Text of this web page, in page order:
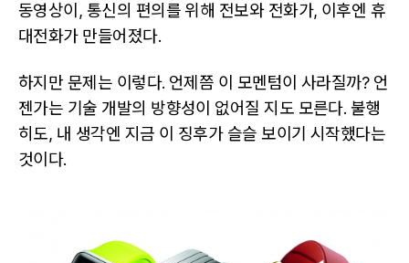
동영상이, 통신의 편의를 위해 전보와 전화가, 이후엔 휴
대전화가 만들어졌다.
하지만 문제는 이렇다. 언제쯤 이 모멘텀이 사라질까? 언
젠가는 기술 개발의 방향성이 없어질 지도 모른다. 불행
히도, 내 생각엔 지금 이 징후가 슬슬 보이기 시작했다는
것이다.